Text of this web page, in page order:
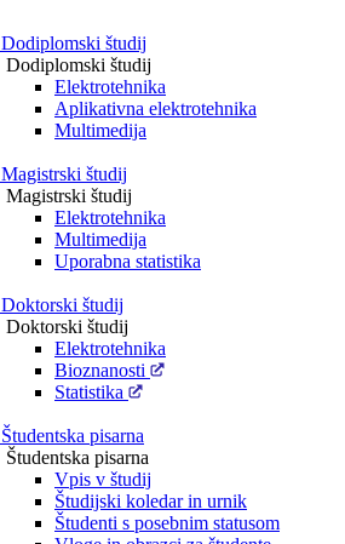
Dodiplomski študij
Dodiplomski študij
Elektrotehnika
Aplikativna elektrotehnika
Multimedija
Magistrski študij
Magistrski študij
Elektrotehnika
Multimedija
Uporabna statistika
Doktorski študij
Doktorski študij
Elektrotehnika
Bioznanosti
Statistika
Študentska pisarna
Študentska pisarna
Vpis v študij
Študijski koledar in urnik
Študenti s posebnim statusom